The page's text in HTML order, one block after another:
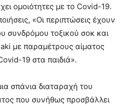
ομοιότητες με το Covid-19.
«Οι περιπτώσεις έχουν
συνδρόμου τοξικού σοκ και
με παραμέτρους αίματος
19 στα παιδιά».
σπάνια διαταραχή του
που συνήθως προσβάλλει